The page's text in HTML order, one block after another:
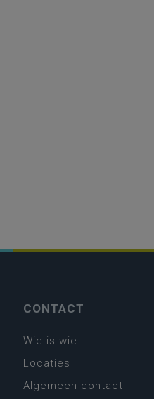
CONTACT
Wie is wie
Locaties
Algemeen contact